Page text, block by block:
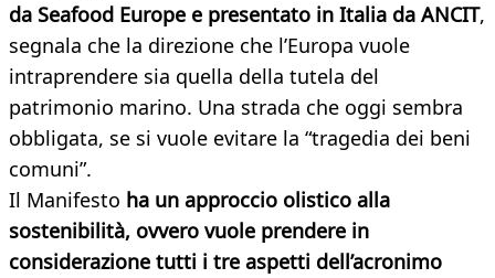
da Seafood Europe e presentato in Italia da ANCIT,
segnala che la direzione che l’Europa vuole
intraprendere sia quella della tutela del
patrimonio marino. Una strada che oggi sembra
obbligata, se si vuole evitare la “tragedia dei beni
comuni”.
Il Manifesto ha un approccio olistico alla
sostenibilità, ovvero vuole prendere in
considerazione tutti i tre aspetti dell’acronimo